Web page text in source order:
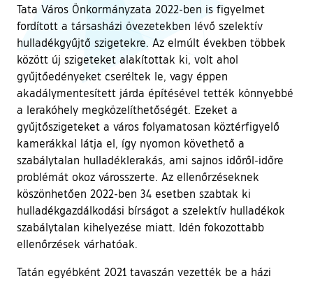
Tata Város Önkormányzata 2022-ben is figyelmet
fordított a társasházi övezetekben lévő szelektív
hulladékgyűjtő szigetekre. Az elmúlt években többek
között új szigeteket alakítottak ki, volt ahol
gyűjtőedényeket cseréltek le, vagy éppen
akadálymentesített járda építésével tették könnyebbé
a lerakóhely megközelíthetőségét. Ezeket a
gyűjtőszigeteket a város folyamatosan köztérfigyelő
kamerákkal látja el, így nyomon követhető a
szabálytalan hulladéklerakás, ami sajnos időről-időre
problémát okoz városszerte. Az ellenőrzéseknek
köszönhetően 2022-ben 34 esetben szabtak ki
hulladékgazdálkodási bírságot a szelektív hulladékok
szabálytalan kihelyezése miatt. Idén fokozottabb
ellenőrzések várhatóak.
Tatán egyébként 2021 tavaszán vezették be a házi